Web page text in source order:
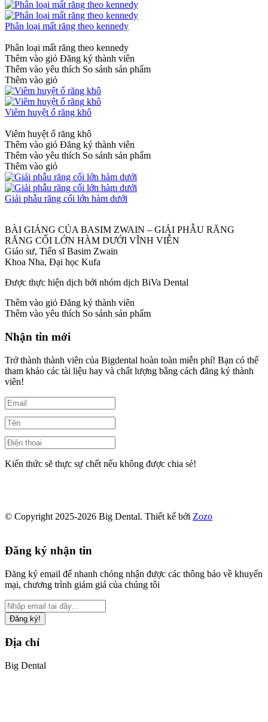
Phân loại mất răng theo kennedy
Phân loại mất răng theo kennedy
Thêm vào giỏ Đăng ký thành viên
Thêm vào yêu thích So sánh sản phẩm
Thêm vào giỏ
Viêm huyệt ổ răng khô
Viêm huyệt ổ răng khô
Thêm vào giỏ Đăng ký thành viên
Thêm vào yêu thích So sánh sản phẩm
Thêm vào giỏ
Giải phẫu răng cối lớn hàm dưới
BÀI GIẢNG CỦA BASIM ZWAIN – GIẢI PHẪU RĂNG
RĂNG CỐI LỚN HÀM DƯỚI VĨNH VIỄN
Giáo sư, Tiến sĩ Basim Zwain
Khoa Nha, Đại học Kufa
Được thực hiện dịch bởi nhóm dịch BiVa Dental
Thêm vào giỏ Đăng ký thành viên
Thêm vào yêu thích So sánh sản phẩm
Nhận tin mới
Trở thành thành viên của Bigdental hoàn toàn miễn phí! Bạn có thể
tham khảo các tài liệu hay và chất lượng bằng cách đăng ký thành
viên!
Kiến thức sẽ thực sự chết nếu không được chia sẻ!
© Copyright 2025-2026 Big Dental. Thiết kế bởi Zozo
Đăng ký nhận tin
Đăng ký email để nhanh chóng nhận được các thông báo về khuyến
mại, chương trình giảm giá của chúng tôi
Đăng ký!
Địa chỉ
Big Dental